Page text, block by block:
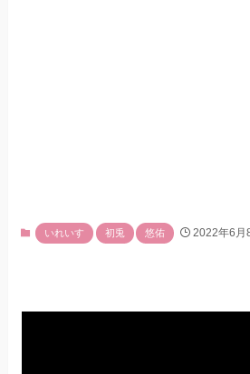
いれいす 初兎 悠佑 2022年6月